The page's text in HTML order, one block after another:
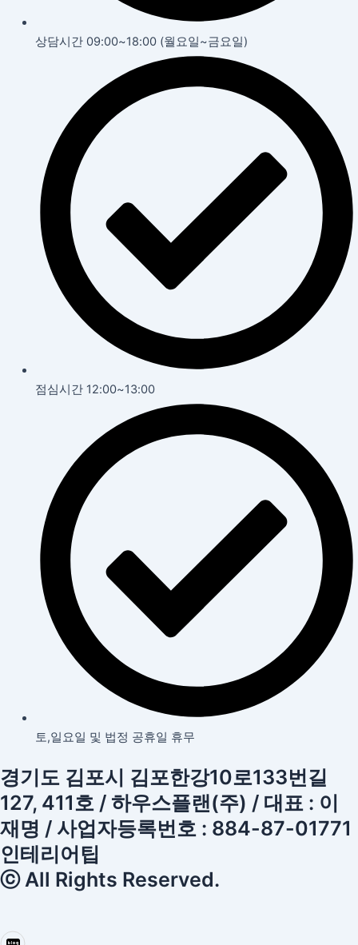
상담시간 09:00~18:00 (월요일~금요일)
점심시간 12:00~13:00
토,일요일 및 법정 공휴일 휴무
경기도 김포시 김포한강10로133번길
127, 411호 / 하우스플랜(주) / 대표 : 이
재명 / 사업자등록번호 : 884-87-01771
인테리어팁
ⓒ All Rights Reserved.